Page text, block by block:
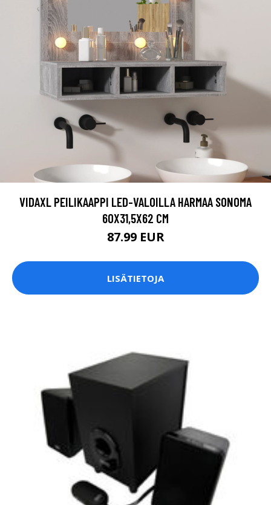
VIDAXL PEILIKAAPPI LED-VALOILLA HARMAA SONOMA
60X31,5X62 CM
87.99 EUR
LISÄTIETOJA